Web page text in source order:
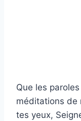
Que les
méditations de
tes yeux,